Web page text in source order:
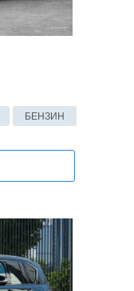
БЕНЗИН